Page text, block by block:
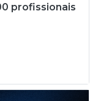
profissionais